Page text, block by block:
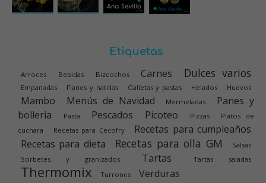
Etiquetas
Arroces Bebidas Bizcochos Carnes Dulces varios
Empanadas Flanes y natillas Galletas y pastas Helados Huevos
Mambo Menús de Navidad Mermeladas
Panes y
bolleria
Pasta Pescados Picoteo Pizzas
Platos de
cuchara
Recetas para Cecofry
Recetas para cumpleaños
Recetas para dieta
Recetas para olla GM
Salsas
Sorbetes y granizados
Tartas Tartas saladas
Thermomix Turrones Verduras